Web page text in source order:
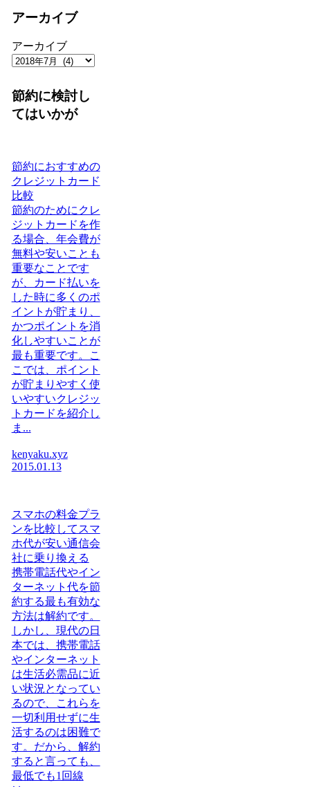
アーカイブ
アーカイブ
節約に検討し
てはいかが
節約におすすめの
クレジットカード
比較
節約のためにクレ
ジットカードを作
る場合、年会費が
無料や安いことも
重要なことです
が、カード払いを
した時に多くのポ
イントが貯まり、
かつポイントを消
化しやすいことが
最も重要です。こ
こでは、ポイント
が貯まりやすく使
いやすいクレジッ
トカードを紹介し
ま...
kenyaku.xyz
2015.01.13
スマホの料金プラ
ンを比較してスマ
ホ代が安い通信会
社に乗り換える
携帯電話代やイン
ターネット代を節
約する最も有効な
方法は解約です。
しかし、現代の日
本では、携帯電話
やインターネット
は生活必需品に近
い状況となってい
るので、これらを
一切利用せずに生
活するのは困難で
す。だから、解約
すると言っても、
最低でも1回線